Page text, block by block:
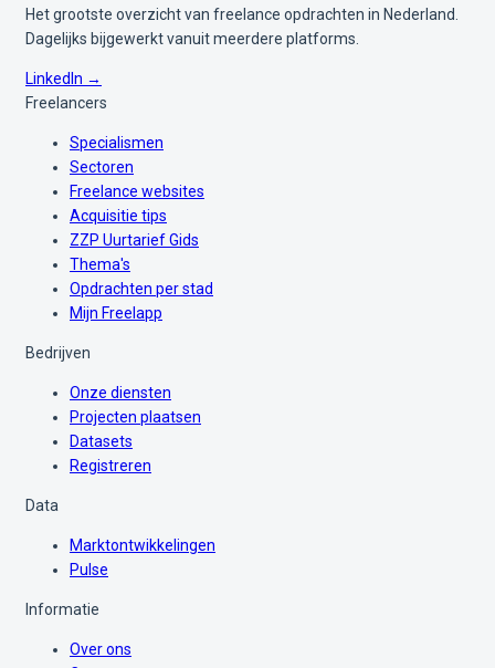
Het grootste overzicht van freelance opdrachten in Nederland.
Dagelijks bijgewerkt vanuit meerdere platforms.
LinkedIn →
Freelancers
Specialismen
Sectoren
Freelance websites
Acquisitie tips
ZZP Uurtarief Gids
Thema's
Opdrachten per stad
Mijn Freelapp
Bedrijven
Onze diensten
Projecten plaatsen
Datasets
Registreren
Data
Marktontwikkelingen
Pulse
Informatie
Over ons